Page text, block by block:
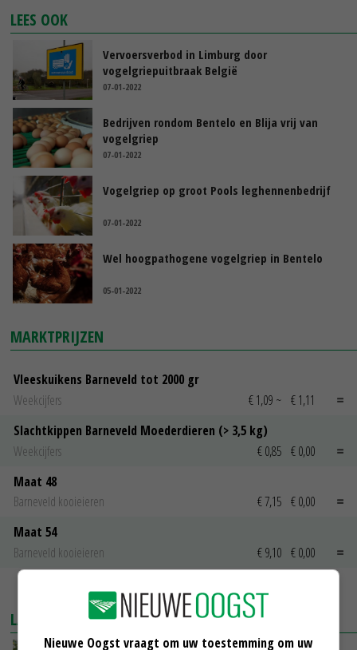
LEES OOK
Vervoersverbod in Limburg door
vogelgriepuitbraak België
07-01-2022
Bedrijven rondom Bentelo en Blija vrij van
vogelgriep
07-01-2022
Vogelgriep op groot Pools leghennenbedrijf
07-01-2022
Wel hoogpathogene vogelgriep in Bentelo
05-01-2022
MARKTPRIJZEN
Vleeskuikens Barneveld tot 2000 gr
Weekcijfers
€ 1,09 ~ € 1,11
Slachtkippen Barneveld Moederdieren (> 3,5 kg)
Weekcijfers
€ 0,85 € 0,00
Maat 48
Barneveld kooieieren
€ 7,15 € 0,00
Maat 54
Barneveld kooieieren
€ 9,10 € 0,00
MEER MARKTPRIJZEN
LAATSTE NIEUWS
Nieuwe Oogst vraagt om uw toestemming om uw